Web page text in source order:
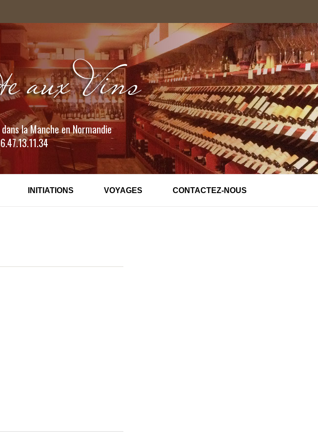
la Manche en Normandie
INITIATIONS VOYAGES CONTACTEZ-NOUS